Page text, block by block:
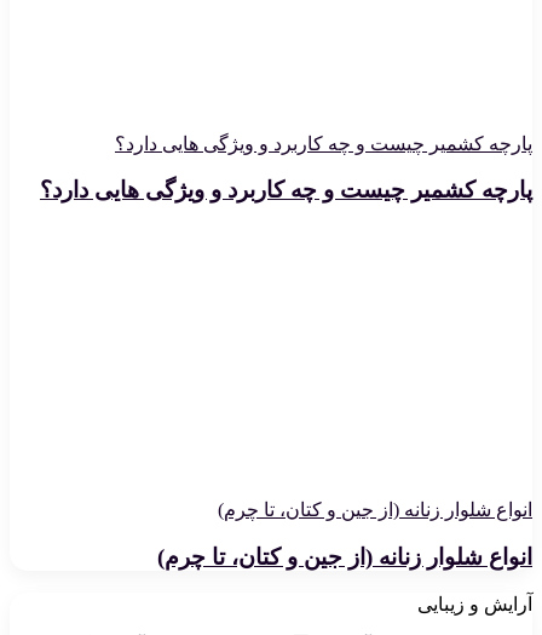
پارچه کشمیر چیست و چه کاربرد و ویژگی هایی دارد؟
پارچه کشمیر چیست و چه کاربرد و ویژگی هایی دارد؟
انواع شلوار زنانه (از جین و کتان، تا چرم)
انواع شلوار زنانه (از جین و کتان، تا چرم)
آرایش و زیبایی